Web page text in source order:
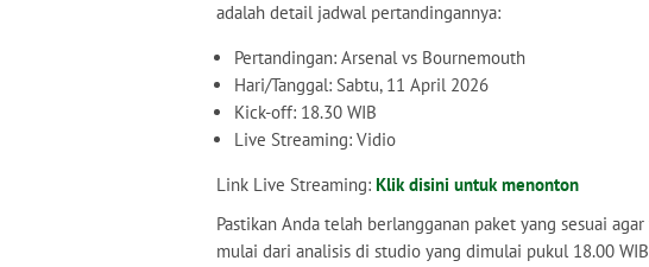
adalah detail jadwal pertandingannya:
Pertandingan: Arsenal vs Bournemouth
Hari/Tanggal: Sabtu, 11 April 2026
Kick-off: 18.30 WIB
Live Streaming: Vidio
Link Live Streaming: Klik disini untuk menonton
Pastikan Anda telah berlangganan paket yang sesuai
mulai dari analisis di studio yang dimulai pukul 18.00